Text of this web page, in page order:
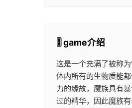
🎚️ game介绍
这是一个充满了被称
体内所有的生物质能
力的缘故，魔族具有
过的精华，因此魔族